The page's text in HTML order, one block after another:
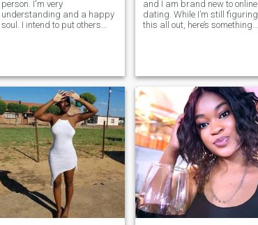
person. I'm very
understanding and a happy
soul. I intend to put others
on makeup but I look good I
love nat
and I am brand new to online
dating. While I’m still figuring
this all out, here’s something I
pretty dang neat. If you t